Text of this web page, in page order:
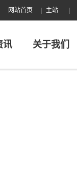
网站首页 主站
讯 关于我们